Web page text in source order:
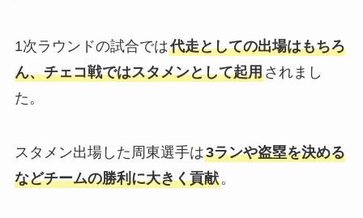
1次ラウンドの試合では代走としての出場はもちろ
ん、チェコ戦ではスタメンとして起用されまし
た。
スタメン出場した周東選手は3ランや盗塁を決める
などチームの勝利に大きく貢献。